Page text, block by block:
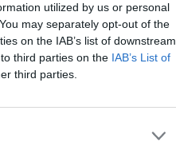
utilized by us or personal
may separately opt-out of the
on the IAB’s list of downstream
third parties on the IAB’s List of
third parties.
να